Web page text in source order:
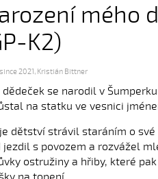
mého
K2)
2021, Kristián Bittner
dědeček se narodil v
na statku ve vesnici
dětství strávil staráním o
jezdil s povozem a rozvážel
ostružiny a hřiby, které